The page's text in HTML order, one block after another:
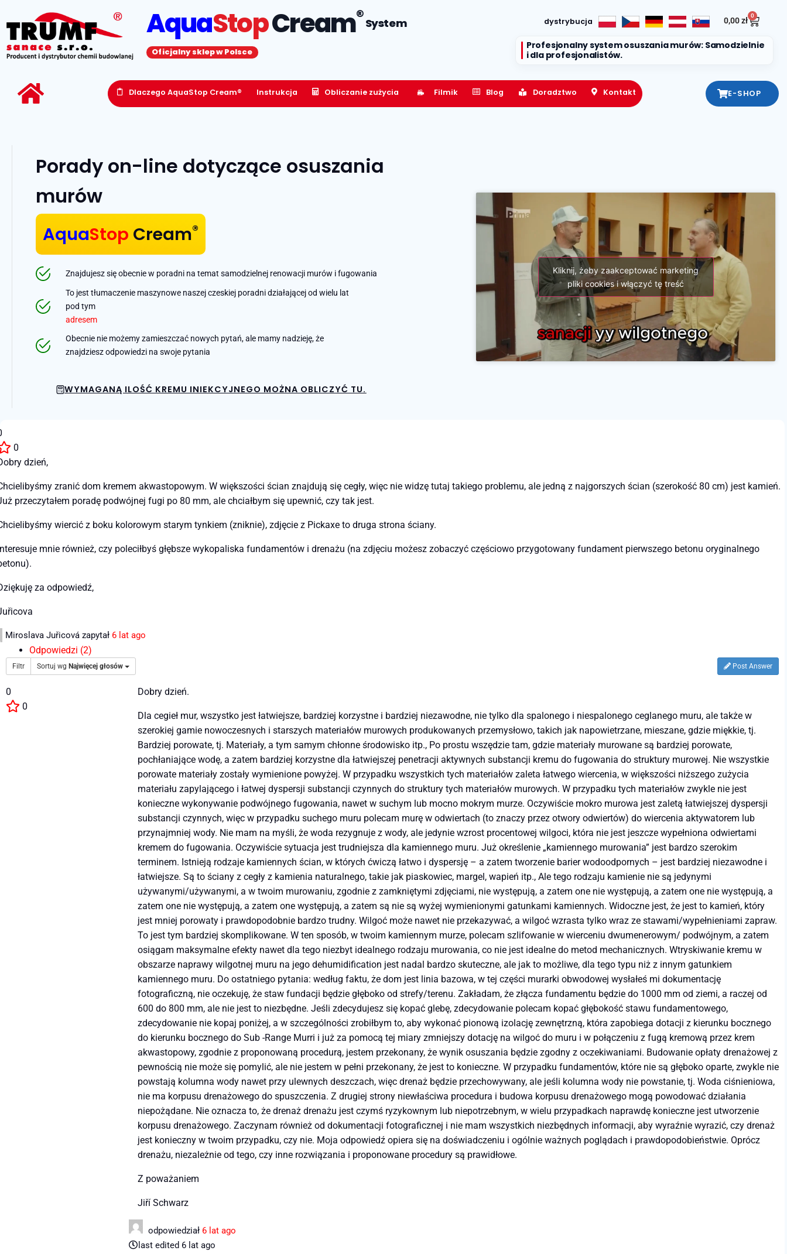
AquaStopCream®System
Oficjalny sklep w Polsce
dystrybucja 0,00zł
0
Profesjonalny system osuszania murów: Samodzielnie
i dla profesjonalistów.
Dlaczego AquaStop Cream® Instrukcja Obliczanie zużycia Filmik Blog Doradztwo Kontakt E-SHOP
Porady on-line dotyczące osuszania
murów
AquaStop Cream®
Znajdujesz się obecnie w poradni na temat samodzielnej renowacji murów i fugowania
To jest tłumaczenie maszynowe naszej czeskiej poradni działającej od wielu lat
pod tym
adresem
Obecnie nie możemy zamieszczać nowych pytań, ale mamy nadzieję, że
znajdziesz odpowiedzi na swoje pytania
WYMAGANĄ ILOŚĆ KREMU INIEKCYJNEGO MOŻNA OBLICZYĆ TU.
Kliknij, żeby zaakceptować marketing
pliki cookies i włączyć tę treść
0
dzień,
zranić dom kremem akwastopowym. W większości ścian znajdują się cegły, więc nie widzę tutaj takiego problemu, ale jedną z najgorszych ścian (szerokość 80 cm) jest kamień.
przeczytałem poradę podwójnej fugi po 80 mm, ale chciałbym się upewnić, czy tak jest.
wiercić z boku kolorowym starym tynkiem (zniknie), zdjęcie z Pickaxe to druga strona ściany.
mnie również, czy poleciłbyś głębsze wykopaliska fundamentów i drenażu (na zdjęciu możesz zobaczyć częściowo przygotowany fundament pierwszego betonu oryginalnego
za odpowiedź,
Miroslava Juřicová zapytał 6 lat ago
Odpowiedzi (2)
Filtr Sortuj wg Najwięcej głosów Post Answer
0
0
Dobry dzień.
Dla cegieł mur, wszystko jest łatwiejsze, bardziej korzystne i bardziej niezawodne, nie tylko dla spalonego i niespalonego ceglanego muru, ale także w
szerokiej gamie nowoczesnych i starszych materiałów murowych produkowanych przemysłowo, takich jak napowietrzane, mieszane, gdzie miękkie, tj.
Bardziej porowate, tj. Materiały, a tym samym chłonne środowisko itp., Po prostu wszędzie tam, gdzie materiały murowane są bardziej porowate,
pochłaniające wodę, a zatem bardziej korzystne dla łatwiejszej penetracji aktywnych substancji kremu do fugowania do struktury murowej. Nie wszystkie
porowate materiały zostały wymienione powyżej. W przypadku wszystkich tych materiałów zaleta łatwego wiercenia, w większości niższego zużycia
materiału zapylającego i łatwej dyspersji substancji czynnych do struktury tych materiałów murowych. W przypadku tych materiałów zwykle nie jest
konieczne wykonywanie podwójnego fugowania, nawet w suchym lub mocno mokrym murze. Oczywiście mokro murowa jest zaletą łatwiejszej dyspersji
substancji czynnych, więc w przypadku suchego muru polecam murę w odwiertach (to znaczy przez otwory odwiertów) do wiercenia aktywatorem lub
przynajmniej wody. Nie mam na myśli, że woda rezygnuje z wody, ale jedynie wzrost procentowej wilgoci, która nie jest jeszcze wypełniona odwiertami
kremem do fugowania. Oczywiście sytuacja jest trudniejsza dla kamiennego muru. Już określenie „kamiennego murowania” jest bardzo szerokim
terminem. Istnieją rodzaje kamiennych ścian, w których ćwiczą łatwo i dyspersję – a zatem tworzenie barier wodoodpornych – jest bardziej niezawodne i
łatwiejsze. Są to ściany z cegły z kamienia naturalnego, takie jak piaskowiec, margel, wapień itp., Ale tego rodzaju kamienie nie są jedynymi
używanymi/używanymi, a w twoim murowaniu, zgodnie z zamkniętymi zdjęciami, nie występują, a zatem one nie występują, a zatem one nie występują, a
zatem one nie występują, a zatem one występują, a zatem są nie są wyżej wymienionymi gatunkami kamiennych. Widoczne jest, że jest to kamień, który
jest mniej porowaty i prawdopodobnie bardzo trudny. Wilgoć może nawet nie przekazywać, a wilgoć wzrasta tylko wraz ze stawami/wypełnieniami zapraw.
To jest tym bardziej skomplikowane. W ten sposób, w twoim kamiennym murze, polecam szlifowanie w wierceniu dwumenerowym/ podwójnym, a zatem
osiągam maksymalne efekty nawet dla tego niezbyt idealnego rodzaju murowania, co nie jest idealne do metod mechanicznych. Wtryskiwanie kremu w
obszarze naprawy wilgotnej muru na jego dehumidification jest nadal bardzo skuteczne, ale jak to możliwe, dla tego typu niż z innym gatunkiem
kamiennego muru. Do ostatniego pytania: według faktu, że dom jest linia bazowa, w tej części murarki obwodowej wysłałeś mi dokumentację
fotograficzną, nie oczekuję, że staw fundacji będzie głęboko od strefy/terenu. Zakładam, że złącza fundamentu będzie do 1000 mm od ziemi, a raczej od
600 do 800 mm, ale nie jest to niezbędne. Jeśli zdecydujesz się kopać glebę, zdecydowanie polecam kopać głębokość stawu fundamentowego,
zdecydowanie nie kopaj poniżej, a w szczególności zrobiłbym to, aby wykonać pionową izolację zewnętrzną, która zapobiega dotacji z kierunku bocznego
do kierunku bocznego do Sub -Range Murri i już za pomocą tej miary zmniejszy dotację na wilgoć do muru i w połączeniu z fugą kremową przez krem ​​
akwastopowy, zgodnie z proponowaną procedurą, jestem przekonany, że wynik osuszania będzie zgodny z oczekiwaniami. Budowanie opłaty drenażowej z
pewnością nie może się pomylić, ale nie jestem w pełni przekonany, że jest to konieczne. W przypadku fundamentów, które nie są głęboko oparte, zwykle nie
powstają kolumna wody nawet przy ulewnych deszczach, więc drenaż będzie przechowywany, ale jeśli kolumna wody nie powstanie, tj. Woda ciśnieniowa,
nie ma korpusu drenażowego do spuszczenia. Z drugiej strony niewłaściwa procedura i budowa korpusu drenażowego mogą powodować działania
niepożądane. Nie oznacza to, że drenaż drenażu jest czymś ryzykownym lub niepotrzebnym, w wielu przypadkach naprawdę konieczne jest utworzenie
korpusu drenażowego. Zaczynam również od dokumentacji fotograficznej i nie mam wszystkich niezbędnych informacji, aby wyraźnie wyrazić, czy drenaż
jest konieczny w twoim przypadku, czy nie. Moja odpowiedź opiera się na doświadczeniu i ogólnie ważnych poglądach i prawdopodobieństwie. Oprócz
drenażu, niezależnie od tego, czy inne rozwiązania i proponowane procedury są prawidłowe.
Z poważaniem
Jiří Schwarz
odpowiedział 6 lat ago
last edited 6 lat ago